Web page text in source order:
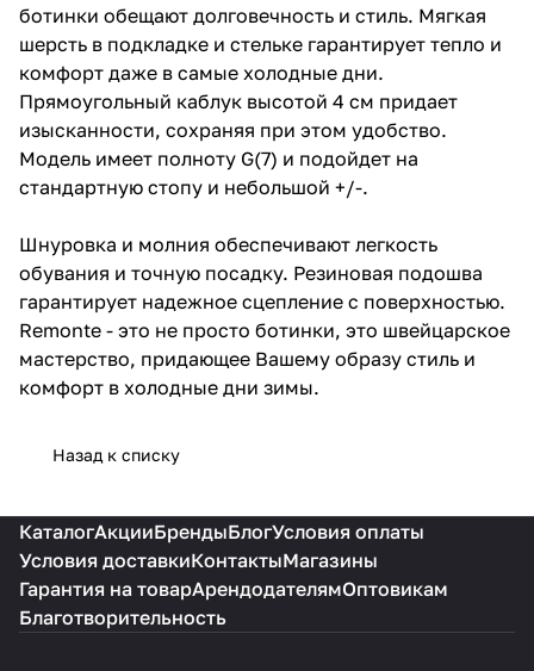
ботинки обещают долговечность и стиль. Мягкая
шерсть в подкладке и стельке гарантирует тепло и
комфорт даже в самые холодные дни.
Прямоугольный каблук высотой 4 см придает
изысканности, сохраняя при этом удобство.
Модель имеет полноту G(7) и подойдет на
стандартную стопу и небольшой +/-.
Шнуровка и молния обеспечивают легкость
обувания и точную посадку. Резиновая подошва
гарантирует надежное сцепление с поверхностью.
Remonte - это не просто ботинки, это швейцарское
мастерство, придающее Вашему образу стиль и
комфорт в холодные дни зимы.
Назад к списку
КаталогАкцииБрендыБлогУсловия оплаты
Условия доставкиКонтактыМагазины
Гарантия на товарАрендодателямОптовикам
Благотворительность